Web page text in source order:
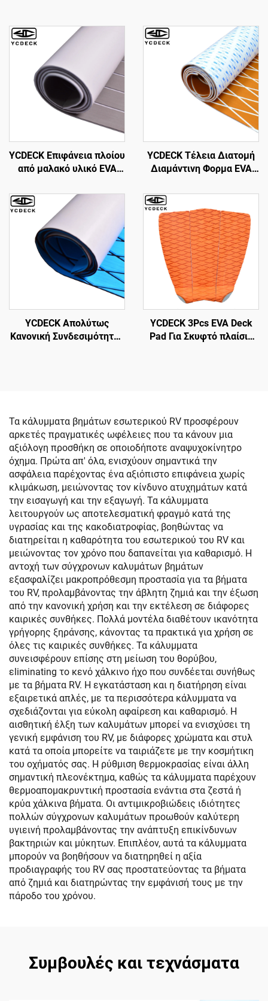
YCDECK Επιφάνεια πλοίου
από μαλακό υλικό EVA
επιφάνεια για πλοία,
ταπετσάρι επιφάνειας
πλοίου για πλοία Jon,
πλατφόρμα βάσης,
επιφάνεια RV
YCDECK Τέλεια Διατομή
Διαμάντινη Φορμα EVA
Παχύς Αντισπαστικός
Θαλάσσιος Γηπέδος με
κόλλημα 3M ανώτατης
δύναμης
YCDECK Απολύτως
Κανονική Συνδεσιμότητας
YCDECK 3Pcs EVA Deck
Pad Για Σκυφτό πλαίσιο
Τα κάλυμματα βημάτων εσωτερικού RV προσφέρουν
αρκετές πραγματικές ωφέλειες που τα κάνουν μια
αξιόλογη προσθήκη σε οποιοδήποτε αναψυχοκίνητρο
όχημα. Πρώτα απ' όλα, ενισχύουν σημαντικά την
ασφάλεια παρέχοντας ένα αξιόπιστο επιφάνεια χωρίς
κλιμάκωση, μειώνοντας τον κίνδυνο ατυχημάτων κατά
την εισαγωγή και την εξαγωγή. Τα κάλυμματα
λειτουργούν ως αποτελεσματική φραγμό κατά της
υγρασίας και της κακοδιατροφίας, βοηθώντας να
διατηρείται η καθαρότητα του εσωτερικού του RV και
μειώνοντας τον χρόνο που δαπανείται για καθαρισμό. Η
αντοχή των σύγχρονων καλυμάτων βημάτων
εξασφαλίζει μακροπρόθεσμη προστασία για τα βήματα
του RV, προλαμβάνοντας την άβλητη ζημιά και την έξωση
από την κανονική χρήση και την εκτέλεση σε διάφορες
καιρικές συνθήκες. Πολλά μοντέλα διαθέτουν ικανότητα
γρήγορης ξηράνσης, κάνοντας τα πρακτικά για χρήση σε
όλες τις καιρικές συνθήκες. Τα κάλυμματα
συνεισφέρουν επίσης στη μείωση του θορύβου,
εliminating το κενό χάλκινο ήχο που συνδέεται συνήθως
με τα βήματα RV. Η εγκατάσταση και η διατήρηση είναι
εξαιρετικά απλές, με τα περισσότερα κάλυμματα να
σχεδιάζονται για εύκολη αφαίρεση και καθαρισμό. Η
αισθητική έλξη των καλυμάτων μπορεί να ενισχύσει τη
γενική εμφάνιση του RV, με διάφορες χρώματα και στυλ
κατά τα οποία μπορείτε να ταιριάζετε με την κοσμήτικη
του οχήματός σας. Η ρύθμιση θερμοκρασίας είναι άλλη
σημαντική πλεονέκτημα, καθώς τα κάλυμματα παρέχουν
θερμοαπομακρυντική προστασία ενάντια στα ζεστά ή
κρύα χάλκινα βήματα. Οι αντιμικροβιώδεις ιδιότητες
πολλών σύγχρονων καλυμάτων προωθούν καλύτερη
υγιεινή προλαμβάνοντας την ανάπτυξη επικίνδυνων
βακτηριών και μύκητων. Επιπλέον, αυτά τα κάλυμματα
μπορούν να βοηθήσουν να διατηρηθεί η αξία
προδιαγραφής του RV σας προστατεύοντας τα βήματα
από ζημιά και διατηρώντας την εμφάνισή τους με την
πάροδο του χρόνου.
Συμβουλές και τεχνάσματα